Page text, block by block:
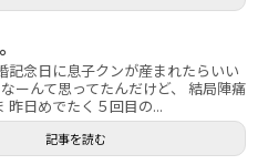
記念日に息子クンが産まれたらいい
ーんて思ってたんだけど、 結局陣痛
昨日めでたく５回目の...
記事を読む